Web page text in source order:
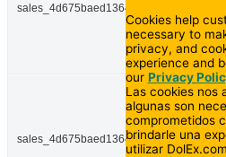
Cookies help
necessary to
privacy, and
experience and
our Privacy
Las cookies nos
algunas son
comprometidos
brindarle una
utilizar